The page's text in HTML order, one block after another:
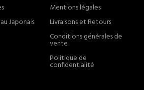
Japonais
Mentions légales
Livraisons et Retours
Conditions générales de
vente
Politique de
confidentialité